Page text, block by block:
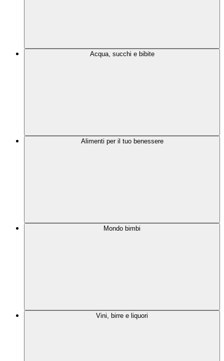
Acqua, succhi e bibite
Alimenti per il tuo benessere
Mondo bimbi
Vini, birre e liquori